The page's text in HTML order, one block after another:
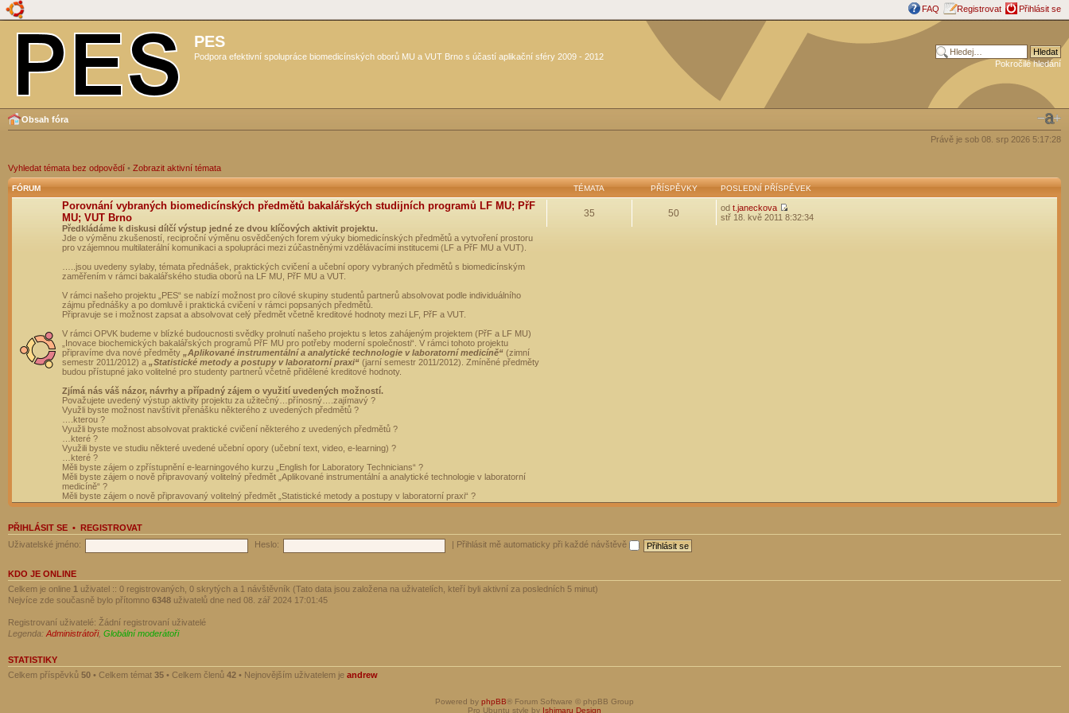
FAQ Registrovat Přihlásit se
PES
Podpora efektivní spolupráce biomedicínských oborů MU a VUT Brno s účastí aplikační sféry 2009 - 2012
Pokročilé hledání
Obsah fóra
Právě je sob 08. srp 2026 5:17:28
Vyhledat témata bez odpovědí • Zobrazit aktivní témata
FÓRUM TÉMATA PŘÍSPĚVKY POSLEDNÍ PŘÍSPĚVEK
Porovnání vybraných biomedicínských předmětů bakalářských studijních programů LF MU; PřF
MU; VUT Brno
Předkládáme k diskusi dílčí výstup jedné ze dvou klíčových aktivit projektu.
Jde o výměnu zkušeností, reciproční výměnu osvědčených forem výuky biomedicínských předmětů a vytvoření prostoru
pro vzájemnou multilaterální komunikaci a spolupráci mezi zúčastněnými vzdělávacími institucemi (LF a PřF MU a VUT).
…..jsou uvedeny sylaby, témata přednášek, praktických cvičení a učební opory vybraných předmětů s biomedicínským
zaměřením v rámci bakalářského studia oborů na LF MU, PřF MU a VUT.
V rámci našeho projektu „PES“ se nabízí možnost pro cílové skupiny studentů partnerů absolvovat podle individuálního
zájmu přednášky a po domluvě i praktická cvičení v rámci popsaných předmětů.
Připravuje se i možnost zapsat a absolvovat celý předmět včetně kreditové hodnoty mezi LF, PřF a VUT.
V rámci OPVK budeme v blízké budoucnosti svědky prolnutí našeho projektu s letos zahájeným projektem (PřF a LF MU)
„Inovace biochemických bakalářských programů PřF MU pro potřeby moderní společnosti“. V rámci tohoto projektu
připravíme dva nové předměty „Aplikované instrumentální a analytické technologie v laboratorní medicíně“ (zimní
semestr 2011/2012) a „Statistické metody a postupy v laboratorní praxi“ (jarní semestr 2011/2012). Zmíněné předměty
budou přístupné jako volitelné pro studenty partnerů včetně přidělené kreditové hodnoty.
Zjímá nás váš názor, návrhy a případný zájem o využití uvedených možností.
Považujete uvedený výstup aktivity projektu za užitečný…přínosný….zajímavý ?
Využli byste možnost navštívit přenášku některého z uvedených předmětů ?
….kterou ?
Využli byste možnost absolvovat praktické cvičení některého z uvedených předmětů ?
…které ?
Využili byste ve studiu některé uvedené učební opory (učební text, video, e-learning) ?
…které ?
Měli byste zájem o zpřístupnění e-learningového kurzu „English for Laboratory Technicians“ ?
Měli byste zájem o nově připravovaný volitelný předmět „Aplikované instrumentální a analytické technologie v laboratorní
medicíně“ ?
Měli byste zájem o nově připravovaný volitelný předmět „Statistické metody a postupy v laboratorní praxi“ ?
35 50 od t.janeckova
stř 18. kvě 2011 8:32:34
PŘIHLÁSIT SE • REGISTROVAT
Uživatelské jméno:
Heslo: Přihlásit mě automaticky při každé návštěvě
KDO JE ONLINE
Celkem je online 1 uživatel :: 0 registrovaných, 0 skrytých a 1 návštěvník (Tato data jsou založena na uživatelích, kteří byli aktivní za posledních 5 minut)
Nejvíce zde současně bylo přítomno 6348 uživatelů dne ned 08. zář 2024 17:01:45
Registrovaní uživatelé: Žádní registrovaní uživatelé
Legenda: Administrátoři, Globální moderátoři
STATISTIKY
Celkem příspěvků 50 • Celkem témat 35 • Celkem členů 42 • Nejnovějším uživatelem je andrew
Powered by phpBB® Forum Software © phpBB Group
Pro Ubuntu style by Ishimaru Design